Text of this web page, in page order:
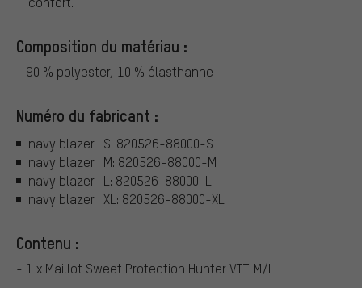
Composition du matériau :
- 90 % polyester, 10 % élasthanne
Numéro du fabricant :
navy blazer | S: 820526-88000-S
navy blazer | M: 820526-88000-M
navy blazer | L: 820526-88000-L
navy blazer | XL: 820526-88000-XL
Contenu :
- 1 x Maillot Sweet Protection Hunter VTT M/L